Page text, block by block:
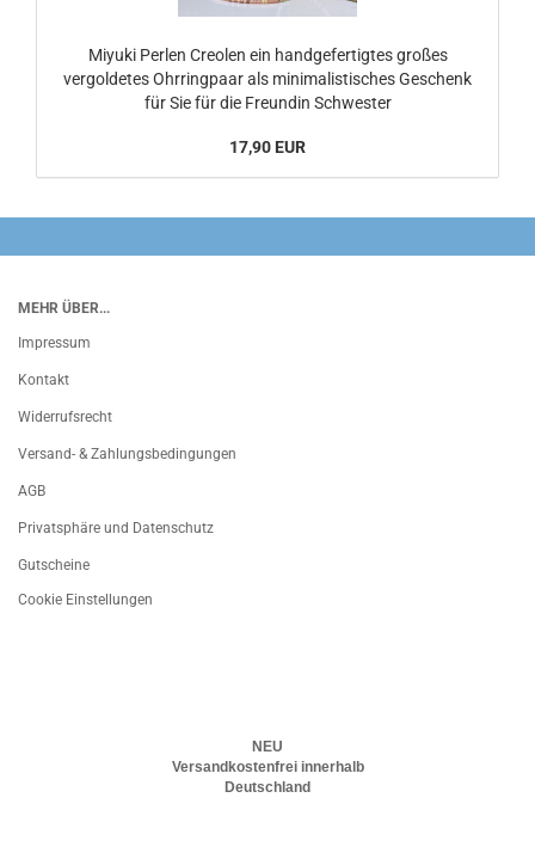
Miyuki Perlen Creolen ein handgefertigtes großes
vergoldetes Ohrringpaar als minimalistisches Geschenk
für Sie für die Freundin Schwester
17,90 EUR
MEHR ÜBER...
Impressum
Kontakt
Widerrufsrecht
Versand- & Zahlungsbedingungen
AGB
Privatsphäre und Datenschutz
Gutscheine
Cookie Einstellungen
NEU
Versandkostenfrei innerhalb
Deutschland